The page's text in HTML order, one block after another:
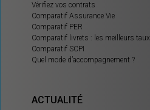
Vérifiez vos contrats
Comparatif Assurance Vie
Comparatif PER
Comparatif livrets : les meilleurs taux
Comparatif SCPI
Quel mode d’accompagnement ?
ACTUALITÉ